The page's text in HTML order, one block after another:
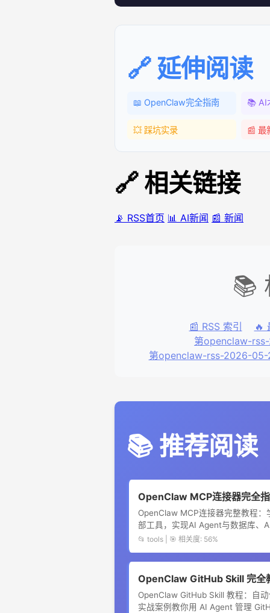
🔗 延伸阅读
📖 OpenClaw完全指南 📚 AI
💥 踩坑实录 📰 最
🔗 相关链接
📡 RSS首页 📊 AI新闻 📰 新闻
📚
📰 RSS 索引
🔥
第openclaw-
第openclaw-rss-2026-05-
📚 推荐阅读
OpenClaw MCP连接器完全
OpenClaw MCP连接器完整教程
部工具，实现AI Agent与数据库、
📂 tools | 🎯 相关度: 56%
OpenClaw GitHub Skill 完全
OpenClaw GitHub Skill 教程：自
实战案例教你用 AI Agent 管理